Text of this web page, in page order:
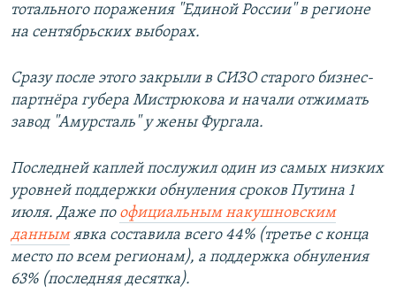
тотального поражения "Единой России" в регионе
на сентябрьских выборах.
Сразу после этого закрыли в СИЗО старого бизнес-
партнёра губера Мистрюкова и начали отжимать
завод "Амурсталь" у жены Фургала.
Последней каплей послужил один из самых низких
уровней поддержки обнуления сроков Путина 1
июля. Даже по официальным накушновским
даннымявка составила всего 44% (третье с конца
место по всем регионам), а поддержка обнуления
63% (последняя десятка).